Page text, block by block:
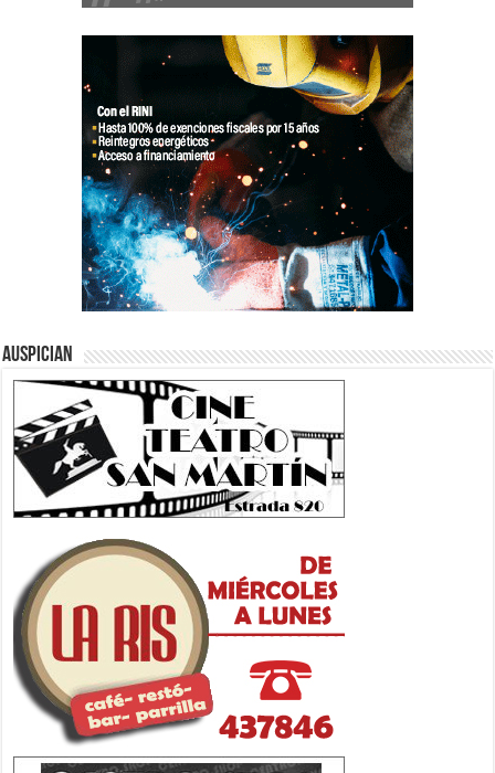
Auspician